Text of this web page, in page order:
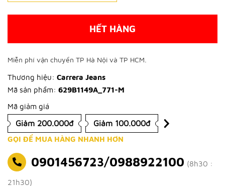
HẾT HÀNG
Miễn phí vận chuyển TP Hà Nội và TP HCM.
Thương hiệu: Carrera Jeans
Mã sản phẩm: 629B1149A_771-M
Mã giảm giá
Giảm 200.000đ Giảm 100.000đ
GỌI ĐỂ MUA HÀNG NHANH HƠN
0901456723/0988922100 (8h30 :
21h30)